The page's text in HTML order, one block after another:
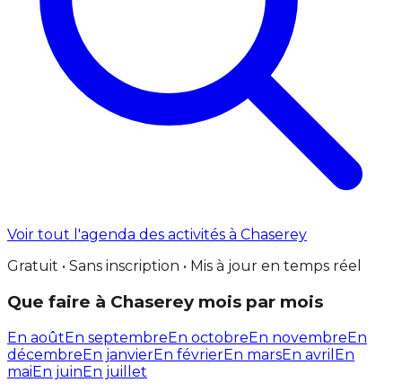
Voir tout l'agenda des activités à Chaserey
Gratuit • Sans inscription • Mis à jour en temps réel
Que faire à Chaserey mois par mois
En aoûtEn septembreEn octobreEn novembreEn
décembreEn janvierEn févrierEn marsEn avril En
maiEn juinEn juillet